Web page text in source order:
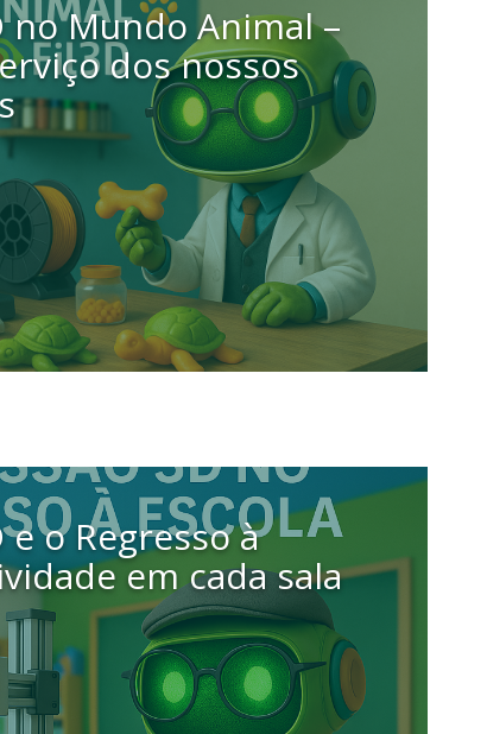
no Mundo Animal –
dos nossos
o Regresso à
em cada sala